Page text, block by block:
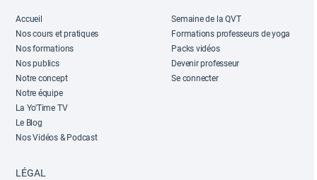
Accueil
Nos cours et pratiques
Nos formations
Nos publics
Notre concept
Notre équipe
La Yo'Time TV
Le Blog
Nos Vidéos & Podcast
Semaine de la QVT
Formations professeurs de yoga
Packs vidéos
Devenir professeur
Se connecter
LÉGAL